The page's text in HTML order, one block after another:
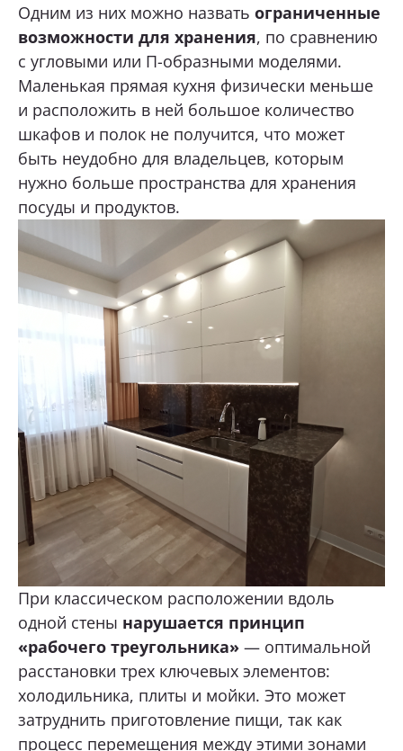
Одним из них можно назвать ограниченные
возможности для хранения, по сравнению
с угловыми или П-образными моделями.
Маленькая прямая кухня физически меньше
и расположить в ней большое количество
шкафов и полок не получится, что может
быть неудобно для владельцев, которым
нужно больше пространства для хранения
посуды и продуктов.
При классическом расположении вдоль
одной стены нарушается принцип
«рабочего треугольника» — оптимальной
расстановки трех ключевых элементов:
холодильника, плиты и мойки. Это может
затруднить приготовление пищи, так как
процесс перемещения между этими зонами